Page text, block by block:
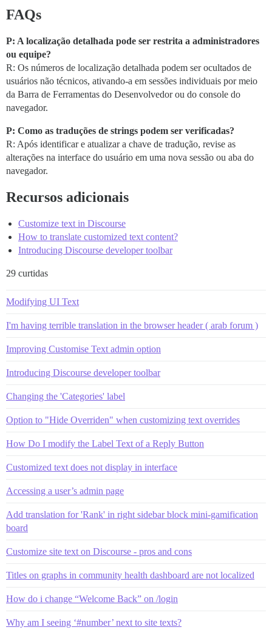
FAQs
P: A localização detalhada pode ser restrita a administradores
ou equipe?
R: Os números de localização detalhada podem ser ocultados de
usuários não técnicos, ativando-a em sessões individuais por meio
da Barra de Ferramentas do Desenvolvedor ou do console do
navegador.
P: Como as traduções de strings podem ser verificadas?
R: Após identificar e atualizar a chave de tradução, revise as
alterações na interface do usuário em uma nova sessão ou aba do
navegador.
Recursos adicionais
Customize text in Discourse
How to translate customized text content?
Introducing Discourse developer toolbar
29 curtidas
Modifying UI Text
I'm having terrible translation in the browser header ( arab forum )
Improving Customise Text admin option
Introducing Discourse developer toolbar
Changing the 'Categories' label
Option to "Hide Overriden" when customizing text overrides
How Do I modify the Label Text of a Reply Button
Customized text does not display in interface
Accessing a user’s admin page
Add translation for 'Rank' in right sidebar block mini-gamification
board
Customize site text on Discourse - pros and cons
Titles on graphs in community health dashboard are not localized
How do i change “Welcome Back” on /login
Why am I seeing ‘#number’ next to site texts?